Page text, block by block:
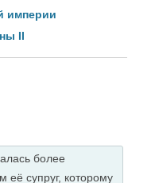
империи
II
более
её супруг, которому